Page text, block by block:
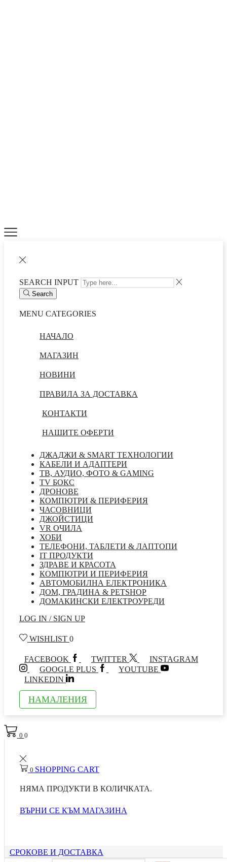
SEARCH INPUT
Search
MENU CATEGORIES
НАЧАЛО
МАГАЗИН
НОВИНИ
ПРАВИЛА ЗА ДОСТАВКА
КОНТАКТИ
НАШИТЕ ОФЕРТИ
ДЖАДЖИ & SMART ТЕХНОЛОГИИ
КАБЕЛИ И АДАПТЕРИ
ТВ, АУДИО, ФОТО & GAMING
TV БОКС
ДРОНОВЕ
КОМПЮТРИ & ПЕРИФЕРИЯ
ЧАСОВНИЦИ
ДЖОЙСТИЦИ
VR ОЧИЛА
ХОБИ
ТЕЛЕФОНИ, ТАБЛЕТИ & ЛАПТОПИ
IT ПРОДУКТИ
ЗДРАВЕ И КРАСОТА
КОМПЮТРИ И ПЕРИФЕРИЯ
АВТОМОБИЛНА ЕЛЕКТРОНИКА
ДОМ, ГРАДИНА & PETSHOP
ДОМАКИНСКИ ЕЛЕКТРОУРЕДИ
LOG IN / SIGN UP
WISHLIST 0
FACEBOOK TWITTER
INSTAGRAM
GOOGLE PLUS
YOUTUBE
LINKEDIN
НАМАЛЕНИЯ
0 0
0 SHOPPING CART
НЯМА ПРОДУКТИ В КОЛИЧКАТА.
ВЪРНИ СЕ КЪМ МАГАЗИНА
СРОКОВЕ И ДОСТАВКА